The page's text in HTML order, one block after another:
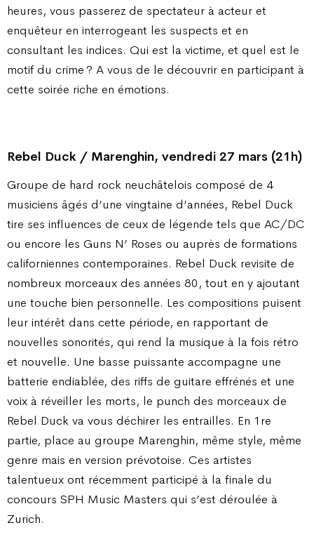
heures, vous passerez de spectateur à acteur et
enquêteur en interrogeant les suspects et en
consultant les indices. Qui est la victime, et quel est le
motif du crime ? A vous de le découvrir en participant à
cette soirée riche en émotions.
Rebel Duck / Marenghin, vendredi 27 mars (21h)
Groupe de hard rock neuchâtelois composé de 4
musiciens âgés d’une vingtaine d’années, Rebel Duck
tire ses influences de ceux de légende tels que AC/DC
ou encore les Guns N’ Roses ou auprès de formations
californiennes contemporaines. Rebel Duck revisite de
nombreux morceaux des années 80, tout en y ajoutant
une touche bien personnelle. Les compositions puisent
leur intérêt dans cette période, en rapportant de
nouvelles sonorités, qui rend la musique à la fois rétro
et nouvelle. Une basse puissante accompagne une
batterie endiablée, des riffs de guitare effrénés et une
voix à réveiller les morts, le punch des morceaux de
Rebel Duck va vous déchirer les entrailles. En 1re
partie, place au groupe Marenghin, même style, même
genre mais en version prévotoise. Ces artistes
talentueux ont récemment participé à la finale du
concours SPH Music Masters qui s’est déroulée à
Zurich.